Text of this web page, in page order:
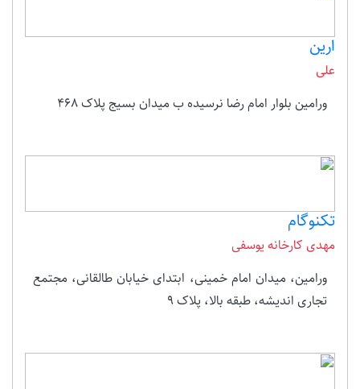
ارین
علی
ورامین بلوار امام رضا نرسیده ب میدان بسیج پلاک 468
تکنوگام
مهدی کارخانه یوسفی
ورامین، میدان امام خمینی، ابتدای خیابان طالقانی، مجتمع
تجاری اندیشه، طبقه بالا، پلاک 9